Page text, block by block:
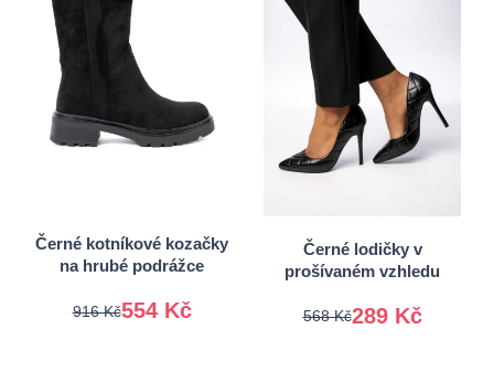
Černé kotníkové kozačky
na hrubé podrážce
554 Kč
916 Kč
36
Černé lodičky v
prošívaném vzhledu
289 Kč
568 Kč
36 37
38